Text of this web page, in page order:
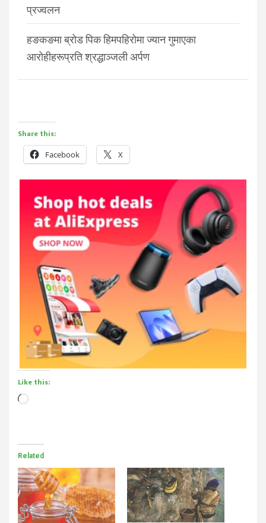
प्रज्वलन
हङकङमा ब्रोड पिक हिमपहिरोमा ज्यान गुमाएका
आरोहीहरूप्रति श्रद्धाञ्जली अर्पण
Share this:
Facebook X
Like this:
Loading…
Related